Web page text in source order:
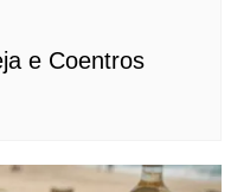
e Coentros